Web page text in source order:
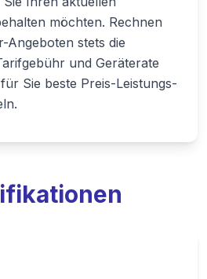
möchten. Rechnen
Angeboten stets die
und Geräterate
Sie beste Preis-Leistungs-